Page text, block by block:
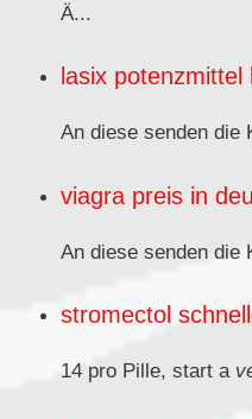
Ä...
lasix potenzmittel
An diese senden die
viagra preis in
An diese senden die
stromectol
14 pro Pille, start a